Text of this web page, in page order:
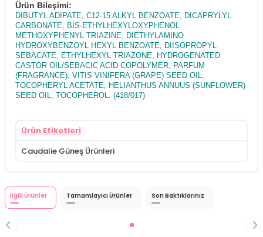
Ürün Bileşimi:
DIBUTYL ADIPATE, C12-15 ALKYL BENZOATE, DICAPRYLYL
CARBONATE, BIS-ETHYLHEXYLOXYPHENOL
METHOXYPHENYL TRIAZINE, DIETHYLAMINO
HYDROXYBENZOYL HEXYL BENZOATE, DIISOPROPYL
SEBACATE, ETHYLHEXYL TRIAZONE, HYDROGENATED
CASTOR OIL/SEBACIC ACID COPOLYMER, PARFUM
(FRAGRANCE), VITIS VINIFERA (GRAPE) SEED OIL,
TOCOPHERYL ACETATE, HELIANTHUS ANNUUS (SUNFLOWER)
SEED OIL, TOCOPHEROL. (418/017)
Ürün Etiketleri
Caudalie Güneş Ürünleri
İlgili Ürünler Tamamlayıcı Ürünler Son Baktıklarınız